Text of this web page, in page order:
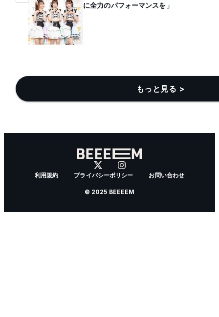
に全力のパフォーマンスを」
もっと見る >
利用規約 プライバシーポリシー お問い合わせ
© 2025 BEEEEM